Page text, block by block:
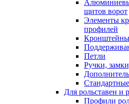
щитов ворот
Элементы
профилей
Петли
Ручки,
Для рольставен и
Профили